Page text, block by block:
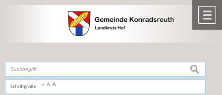
,zur Navigationoderzur Startseitespringen.
Schriftgröße A A A
suchen